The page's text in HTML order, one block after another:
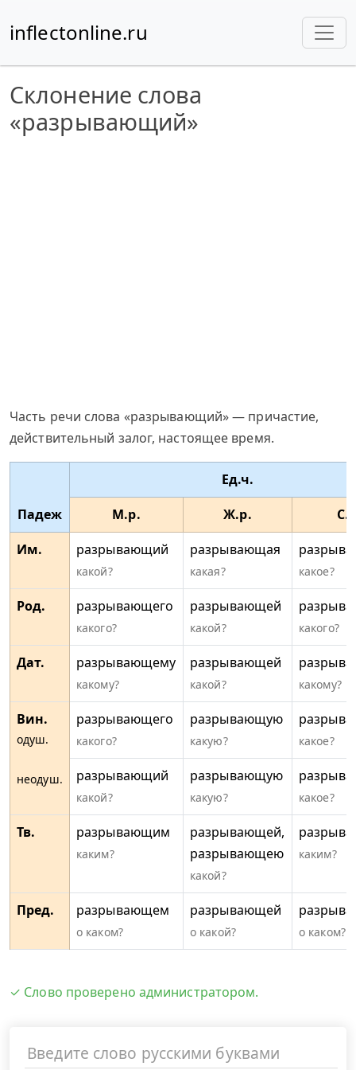
inflectonline.ru
Склонение слова
«разрывающий»
Часть речи слова «разрывающий» — причастие,
действительный залог, настоящее время.
Падеж
Ед.ч.
М.р.
Ж.р.
Им.
разрывающий
какой?
разрывающая
какая? какое?
Род. разрывающего
какого?
разрывающей
какой? какого?
Дат. разрывающему
какому?
разрывающей
какой? какому?
Вин.
одуш.
неодуш.
разрывающего
какого?
разрывающую
какую? какое?
разрывающий
какой?
разрывающую
какую? какое?
Тв. разрывающим
каким?
разрывающей,
разрывающею
какой?
каким?
Пред. разрывающем
о каком?
разрывающей
о какой? о каком?
✓ Слово проверено администратором.